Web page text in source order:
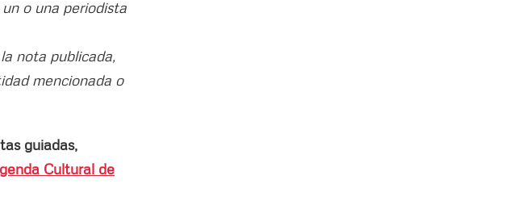
o una periodista
nota publicada,
mencionada o
guiadas,
Cultural de